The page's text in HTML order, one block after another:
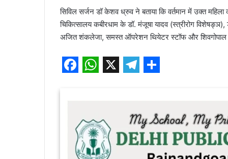
सिविल सर्जन डॉ केशव ध्रुव ने बताया कि वर्तमान में उक्त
चिकित्सालय कबीरधाम के डॉ. मंजूषा यादव (स्त्रीरोग विशेषङ्ञ),
अजित शंकलेजा, समस्त ऑपरेशन थियेटर स्टॉफ और शिवगोपाल
t
s
e
g
a
r
e